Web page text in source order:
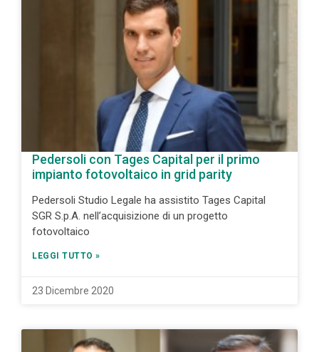
Pedersoli con Tages Capital per il primo
impianto fotovoltaico in grid parity
Pedersoli Studio Legale ha assistito Tages Capital
SGR S.p.A. nell’acquisizione di un progetto
fotovoltaico
LEGGI TUTTO »
23 Dicembre 2020